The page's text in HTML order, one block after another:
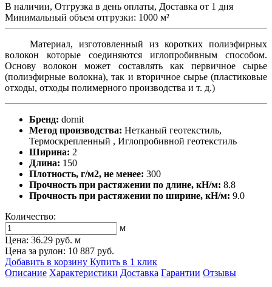
В наличии, Отгрузка в день оплаты, Доставка от 1 дня
Минимальный объем отгрузки: 1000 м²
Материал, изготовленный из коротких полиэфирных
волокон которые соединяются иглопробивным способом.
Основу волокон может составлять как первичное сырье
(полиэфирные волокна), так и вторичное сырье (пластиковые
отходы, отходы полимерного производства и т. д.)
Бренд: dornit
Метод производства: Нетканый геотекстиль,
Термоскрепленный , Иглопробивной геотекстиль
Ширина: 2
Длина: 150
Плотность, г/м2, не менее: 300
Прочность при растяжении по длине, кН/м: 8.8
Прочность при растяжении по ширине, кН/м: 9.0
Количество:
м
Цена: 36.29 руб. м
Цена за рулон: 10 887 руб.
Добавить в корзину Купить в 1 клик
Описание Характеристики Доставка Гарантии Отзывы